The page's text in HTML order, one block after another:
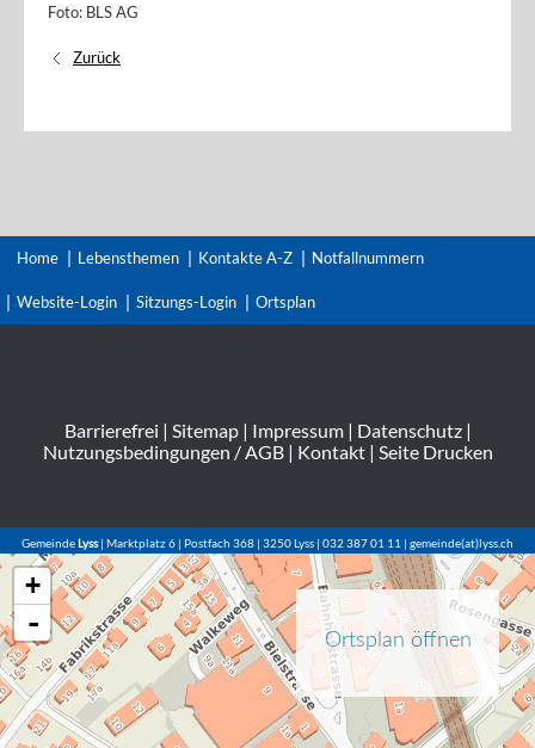
Foto: BLS AG
Zurück
Home Lebensthemen Kontakte A-Z Notfallnummern
Website-Login Sitzungs-Login Ortsplan
Barrierefrei | Sitemap| Impressum| Datenschutz|
Nutzungsbedingungen / AGB| Kontakt| Seite Drucken
GemeindeLyss| Marktplatz 6 | Postfach 368 | 3250 Lyss | 032 387 01 11 | gemeinde(at)lyss.ch